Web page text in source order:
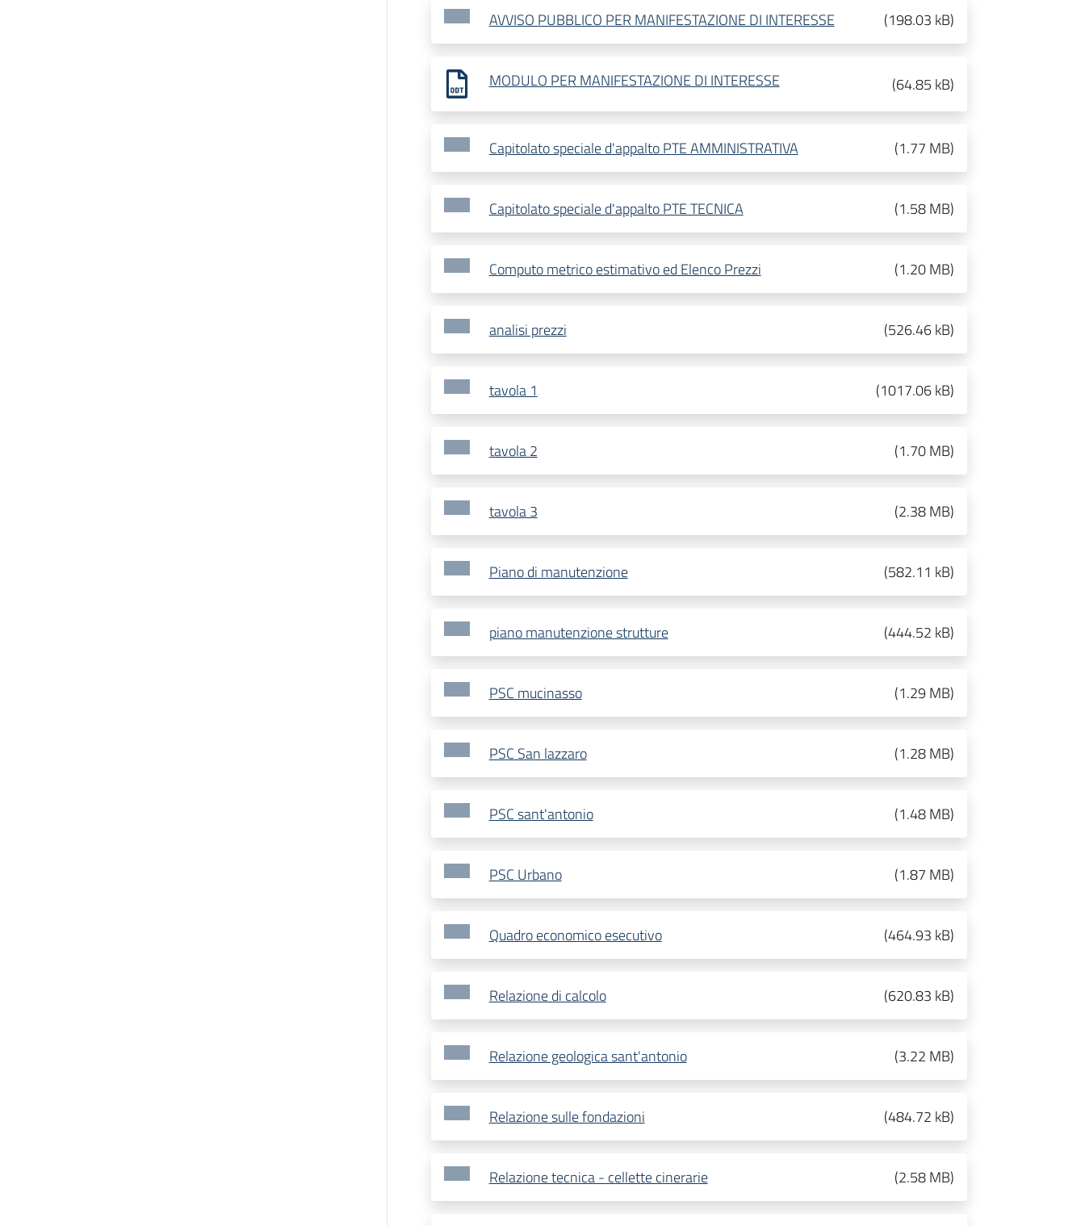
AVVISO PUBBLICO PER MANIFESTAZIONE DI INTERESSE (198.03 kB)
MODULO PER MANIFESTAZIONE DI INTERESSE (64.85 kB)
Capitolato speciale d'appalto PTE AMMINISTRATIVA (1.77 MB)
Capitolato speciale d'appalto PTE TECNICA (1.58 MB)
Computo metrico estimativo ed Elenco Prezzi (1.20 MB)
analisi prezzi (526.46 kB)
tavola 1 (1017.06 kB)
tavola 2 (1.70 MB)
tavola 3 (2.38 MB)
Piano di manutenzione (582.11 kB)
piano manutenzione strutture (444.52 kB)
PSC mucinasso (1.29 MB)
PSC San lazzaro (1.28 MB)
PSC sant'antonio (1.48 MB)
PSC Urbano (1.87 MB)
Quadro economico esecutivo (464.93 kB)
Relazione di calcolo (620.83 kB)
Relazione geologica sant'antonio (3.22 MB)
Relazione sulle fondazioni (484.72 kB)
Relazione tecnica - cellette cinerarie (2.58 MB)